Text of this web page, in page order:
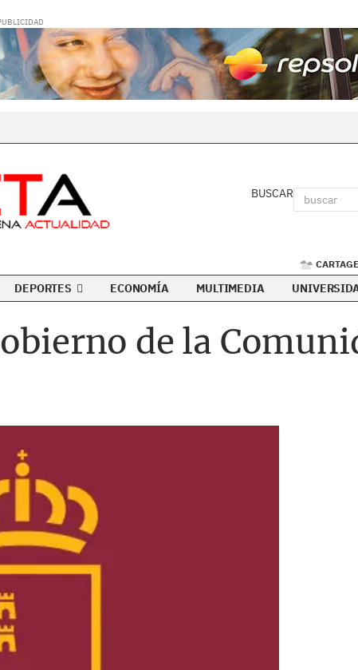
BUSCAR
DEPORTES ECONOMÍA MULTIMEDIA
de la